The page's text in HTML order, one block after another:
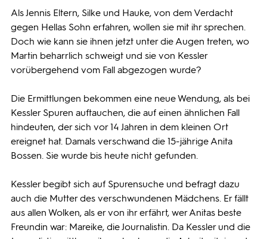
Als Jennis Eltern, Silke und Hauke, von dem Verdacht
gegen Hellas Sohn erfahren, wollen sie mit ihr sprechen.
Doch wie kann sie ihnen jetzt unter die Augen treten, wo
Martin beharrlich schweigt und sie von Kessler
vorübergehend vom Fall abgezogen wurde?
Die Ermittlungen bekommen eine neue Wendung, als bei
Kessler Spuren auftauchen, die auf einen ähnlichen Fall
hindeuten, der sich vor 14 Jahren in dem kleinen Ort
ereignet hat. Damals verschwand die 15-jährige Anita
Bossen. Sie wurde bis heute nicht gefunden.
Kessler begibt sich auf Spurensuche und befragt dazu
auch die Mutter des verschwundenen Mädchens. Er fällt
aus allen Wolken, als er von ihr erfährt, wer Anitas beste
Freundin war: Mareike, die Journalistin. Da Kessler und die